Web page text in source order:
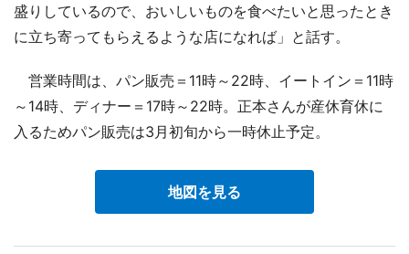
盛りしているので、おいしいものを食べたいと思ったとき
に立ち寄ってもらえるような店になれば」と話す。
営業時間は、パン販売＝11時～22時、イートイン＝11時
～14時、ディナー＝17時～22時。正本さんが産休育休に
入るためパン販売は3月初旬から一時休止予定。
地図を見る